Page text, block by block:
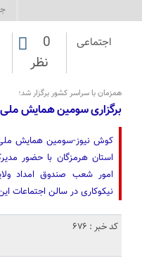
اجتماعی
0
نظر
همزمان با سراسر کشور برگزار شد؛
برگزاری سومین همایش
کوش نیوز-سومین همایش
استان هرمزگان با حضور
امور شعب صندوق امداد
نیکوکاری در سالن اجتماعات
کد خبر : 676